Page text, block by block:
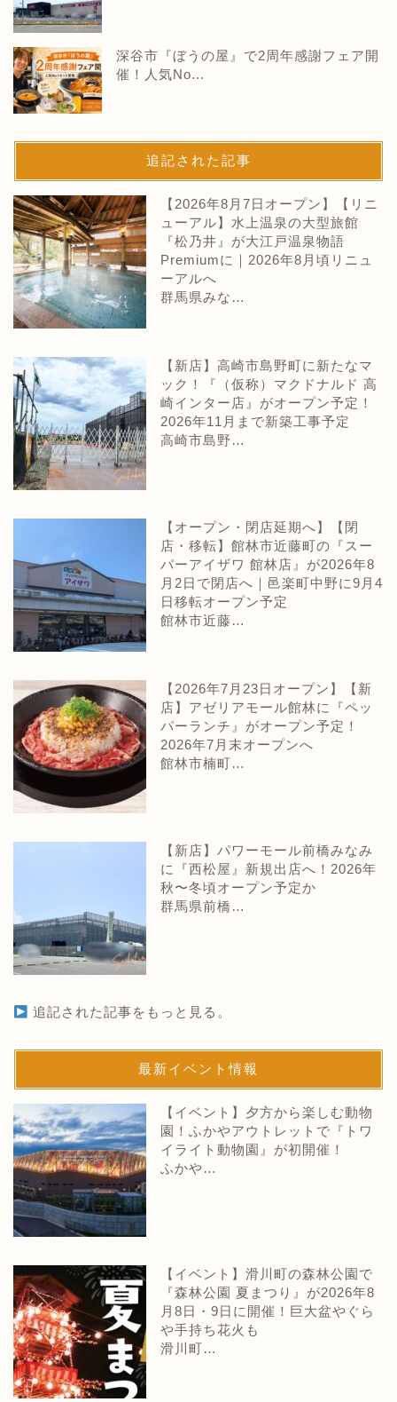
深谷市『ぼうの屋』で2周年感謝フェア開
催！人気No...
追記された記事
【2026年8月7日オープン】【リニ
ューアル】水上温泉の大型旅館
『松乃井』が大江戸温泉物語
Premiumに｜2026年8月頃リニュ
ーアルへ
群馬県みな…
【新店】高崎市島野町に新たなマ
ック！『（仮称）マクドナルド 高
崎インター店』がオープン予定！
2026年11月まで新築工事予定
高崎市島野…
【オープン・閉店延期へ】【閉
店・移転】館林市近藤町の『スー
パーアイザワ 館林店』が2026年8
月2日で閉店へ｜邑楽町中野に9月4
日移転オープン予定
館林市近藤…
【2026年7月23日オープン】【新
店】アゼリアモール館林に『ペッ
パーランチ』がオープン予定！
2026年7月末オープンへ
館林市楠町…
【新店】パワーモール前橋みなみ
に『西松屋』新規出店へ！2026年
秋〜冬頃オープン予定か
群馬県前橋…
追記された記事をもっと見る。
最新イベント情報
【イベント】夕方から楽しむ動物
園！ふかやアウトレットで『トワ
イライト動物園』が初開催！
ふかや…
【イベント】滑川町の森林公園で
『森林公園 夏まつり』が2026年8
月8日・9日に開催！巨大盆やぐら
や手持ち花火も
滑川町…